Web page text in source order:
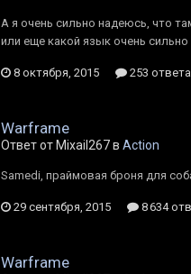
А я очень сильно надеюсь, что
или еще какой язык очень
8 октября, 2015 253 ответа
Warframe
Ответ от Mixail267 в Action
Samedi, праймовая броня для
29 сентября, 2015 8 634
Warframe